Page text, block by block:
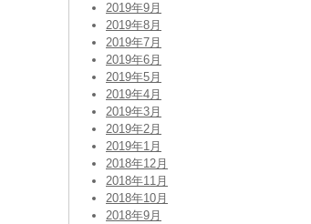
2019年9月
2019年8月
2019年7月
2019年6月
2019年5月
2019年4月
2019年3月
2019年2月
2019年1月
2018年12月
2018年11月
2018年10月
2018年9月